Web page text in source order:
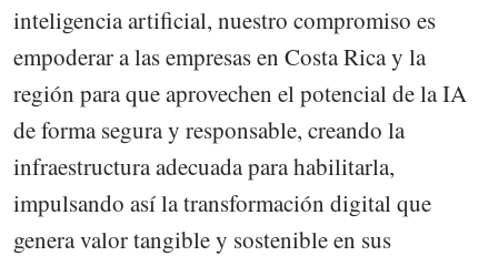
inteligencia artificial, nuestro compromiso es
empoderar a las empresas en Costa Rica y la
región para que aprovechen el potencial de la IA
de forma segura y responsable, creando la
infraestructura adecuada para habilitarla,
impulsando así la transformación digital que
genera valor tangible y sostenible en sus